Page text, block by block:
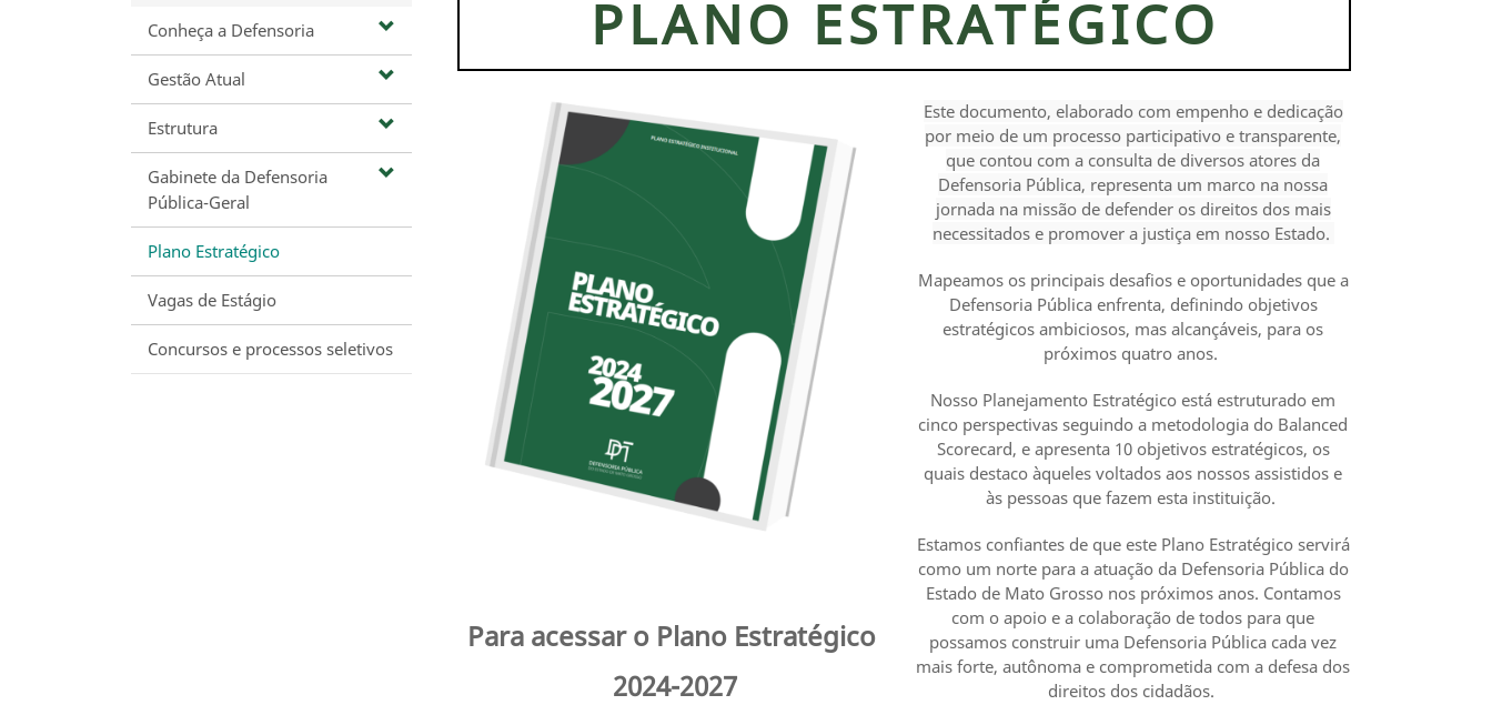
Conheça a Defensoria
Gestão Atual
Estrutura
Gabinete da Defensoria
Pública-Geral
Plano Estratégico
Vagas de Estágio
Concursos e processos seletivos
PLANO ESTRATÉGICO
Para acessar o Plano Estratégico
2024-2027
Este documento, elaborado com empenho e dedicação
por meio de um processo participativo e transparente,
que contou com a consulta de diversos atores da
Defensoria Pública, representa um marco na nossa
jornada na missão de defender os direitos dos mais
necessitados e promover a justiça em nosso Estado.
Mapeamos os principais desafios e oportunidades que a
Defensoria Pública enfrenta, definindo objetivos
estratégicos ambiciosos, mas alcançáveis, para os
próximos quatro anos.
Nosso Planejamento Estratégico está estruturado em
cinco perspectivas seguindo a metodologia do Balanced
Scorecard, e apresenta 10 objetivos estratégicos, os
quais destaco àqueles voltados aos nossos assistidos e
às pessoas que fazem esta instituição.
Estamos confiantes de que este Plano Estratégico servirá
como um norte para a atuação da Defensoria Pública do
Estado de Mato Grosso nos próximos anos. Contamos
com o apoio e a colaboração de todos para que
possamos construir uma Defensoria Pública cada vez
mais forte, autônoma e comprometida com a defesa dos
direitos dos cidadãos.